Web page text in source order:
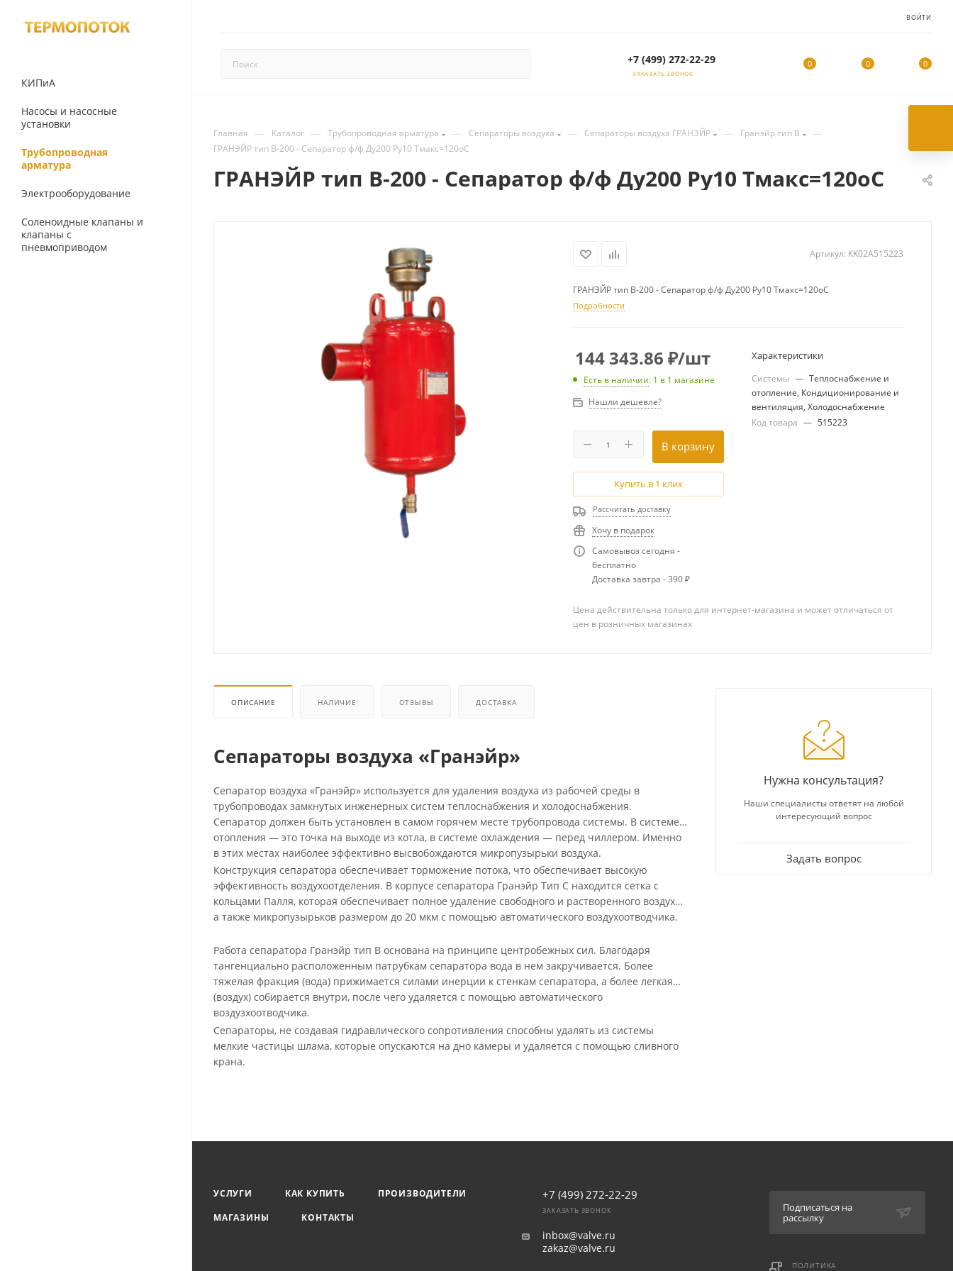
ВОЙТИ
+7 (499) 272-22-29
ЗАКАЗАТЬ ЗВОНОК
0 0 0
КИПиА
Насосы и насосные
установки
Трубопроводная
арматура
Электрооборудование
Соленоидные клапаны и
клапаны с
пневмоприводом
Главная — Каталог — Трубопроводная арматура — Сепараторы воздуха — Сепараторы воздуха ГРАНЭЙР — Гранэйр тип B —
ГРАНЭЙР тип В-200 - Сепаратор ф/ф Ду200 Ру10 Тмакс=120оС
ГРАНЭЙР тип В-200 - Сепаратор ф/ф Ду200 Ру10 Тмакс=120оС
Артикул: KK02A515223
ГРАНЭЙР тип В-200 - Сепаратор ф/ф Ду200 Ру10 Тмакс=120оС
Подробности
144 343.86 ₽/шт
Есть в наличии: 1 в 1 магазине
Нашли дешевле?
В корзину
Купить в 1 клик
Рассчитать доставку
Хочу в подарок
Самовывоз сегодня -
бесплатно
Доставка завтра - 390 ₽
Характеристики
Системы — Теплоснабжение и
отопление, Кондиционирование и
вентиляция, Холодоснабжение
Код товара — 515223
Цена действительна только для интернет-магазина и может отличаться от
цен в розничных магазинах
ОПИСАНИЕ НАЛИЧИЕ ОТЗЫВЫ ДОСТАВКА
Сепараторы воздуха «Гранэйр»
Сепаратор воздуха «Гранэйр» используется для удаления воздуха из рабочей среды в
трубопроводах замкнутых инженерных систем теплоснабжения и холодоснабжения.
Сепаратор должен быть установлен в самом горячем месте трубопровода системы. В системе
отопления — это точка на выходе из котла, в системе охлаждения — перед чиллером. Именно
в этих местах наиболее эффективно высвобождаются микропузырьки воздуха.
Конструкция сепаратора обеспечивает торможение потока, что обеспечивает высокую
эффективность воздухоотделения. В корпусе сепаратора Гранэйр Тип С находится сетка с
кольцами Палля, которая обеспечивает полное удаление свободного и растворенного воздуха,
а также микропузырьков размером до 20 мкм с помощью автоматического воздухоотводчика.
Работа сепаратора Гранэйр тип B основана на принципе центробежных сил. Благодаря
тангенциально расположенным патрубкам сепаратора вода в нем закручивается. Более
тяжелая фракция (вода) прижимается силами инерции к стенкам сепаратора, а более легкая
(воздух) собирается внутри, после чего удаляется с помощью автоматического
воздузхоотводчика.
Сепараторы, не создавая гидравлического сопротивления способны удалять из системы
мелкие частицы шлама, которые опускаются на дно камеры и удаляется с помощью сливного
крана.
Нужна консультация?
Наши специалисты ответят на любой
интересующий вопрос
Задать вопрос
УСЛУГИ КАК КУПИТЬ
ПРОИЗВОДИТЕЛИ
МАГАЗИНЫ
КОНТАКТЫ
+7 (499) 272-22-29
ЗАКАЗАТЬ ЗВОНОК
inbox@valve.ru
zakaz@valve.ru
Подписаться на
рассылку
ПОЛИТИКА